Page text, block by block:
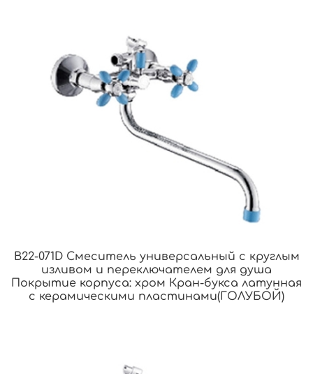
B22-071D Смеситель универсальный с круглым
изливом и переключателем для душа
Покрытие корпуса: хром Кран-букса латунная
с керамическими пластинами(ГОЛУБОЙ)